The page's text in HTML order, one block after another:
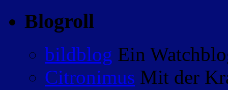
Blogroll
bildblog Ein
Citronimus Mit der